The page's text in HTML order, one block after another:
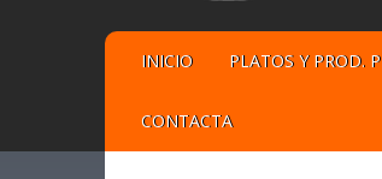
INICIO PLATOS Y PROD.
CONTACTA